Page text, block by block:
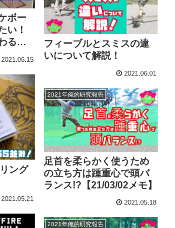
ボー
い！
る僕
かを
2021.06.15
フィーブルとスミスの違
いについて解説！
2021.06.01
ング
2021.05.21
2021年俺的研究報告
足首を柔らかく使うため
の立ち方は踵重心で頭バ
ランス!?【21/03/02メモ】
2021.05.18
2021年俺的研究報告